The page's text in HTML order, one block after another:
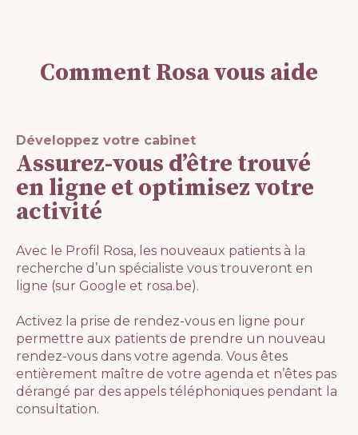
Comment Rosa vous aide
Développez votre cabinet
Assurez-vous d’être trouvé
en ligne et optimisez votre
activité
Avec le Profil Rosa, les nouveaux patients à la
recherche d’un spécialiste vous trouveront en
ligne (sur Google et rosa.be).
Activez la prise de rendez-vous en ligne pour
permettre aux patients de prendre un nouveau
rendez-vous dans votre agenda. Vous êtes
entièrement maître de votre agenda et n’êtes pas
dérangé par des appels téléphoniques pendant la
consultation.